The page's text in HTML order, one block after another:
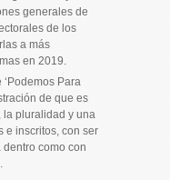
generales de
de los
a más
en 2019.
Para
de que es
pluralidad y una
e inscritos, con ser
como con